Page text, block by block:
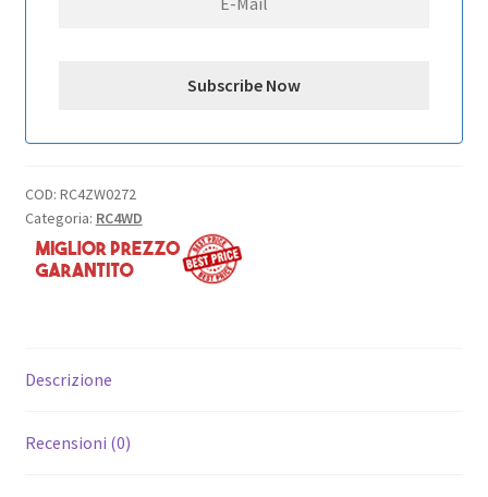
COD: RC4ZW0272
Categoria: RC4WD
Descrizione
Recensioni (0)